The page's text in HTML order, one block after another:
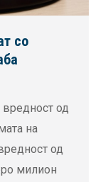
со
од
на
од
милион